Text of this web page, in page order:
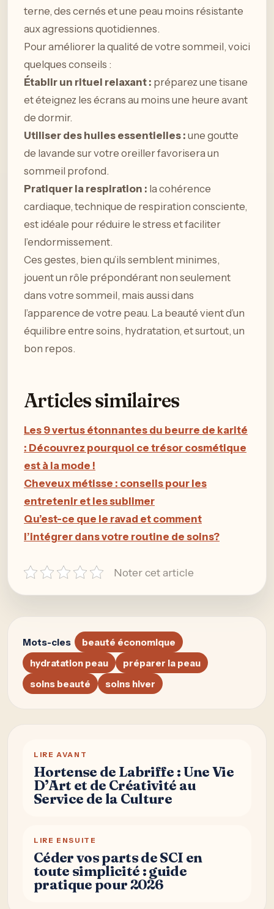
terne, des cernés et une peau moins résistante
aux agressions quotidiennes.
Pour améliorer la qualité de votre sommeil, voici
quelques conseils :
Établir un rituel relaxant : préparez une tisane
et éteignez les écrans au moins une heure avant
de dormir.
Utiliser des huiles essentielles : une goutte
de lavande sur votre oreiller favorisera un
sommeil profond.
Pratiquer la respiration : la cohérence
cardiaque, technique de respiration consciente,
est idéale pour réduire le stress et faciliter
l’endormissement.
Ces gestes, bien qu’ils semblent minimes,
jouent un rôle prépondérant non seulement
dans votre sommeil, mais aussi dans
l’apparence de votre peau. La beauté vient d’un
équilibre entre soins, hydratation, et surtout, un
bon repos.
Articles similaires
Les 9 vertus étonnantes du beurre de karité
: Découvrez pourquoi ce trésor cosmétique
est à la mode !
Cheveux métisse : conseils pour les
entretenir et les sublimer
Qu’est-ce que le ravad et comment
l’intégrer dans votre routine de soins?
Noter cet article
Mots-cles
beauté économique
hydratation peau
préparer la peau
soins beauté
soins hiver
LIRE AVANT
Hortense de Labriffe : Une Vie
D’Art et de Créativité au
Service de la Culture
LIRE ENSUITE
Céder vos parts de SCI en
toute simplicité : guide
pratique pour 2026